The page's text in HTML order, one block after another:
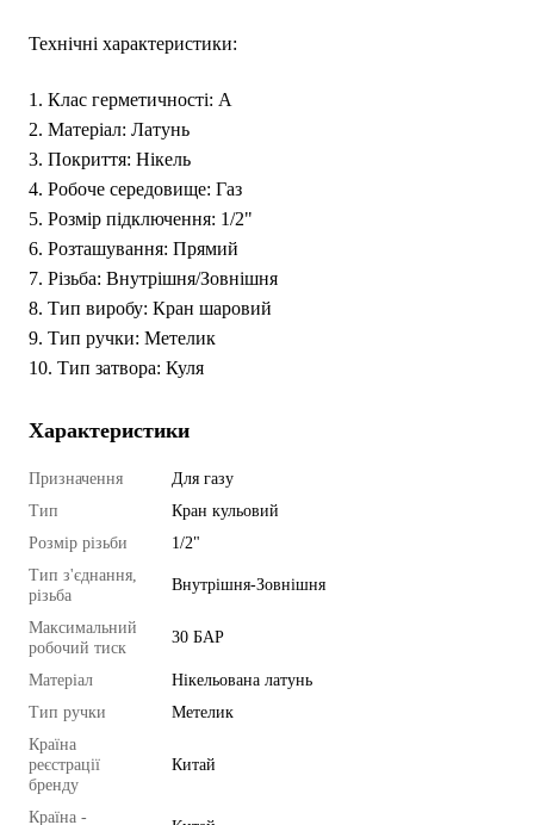
Технічні характеристики:
1. Клас герметичності: А
2. Матеріал: Латунь
3. Покриття: Нікель
4. Робоче середовище: Газ
5. Розмір підключення: 1/2"
6. Розташування: Прямий
7. Різьба: Внутрішня/Зовнішня
8. Тип виробу: Кран шаровий
9. Тип ручки: Метелик
10. Тип затвора: Куля
Характеристики
Призначення
Для газу
Тип
Кран кульовий
Розмір різьби
1/2"
Тип з'єднання,
різьба
Внутрішня-Зовнішня
Максимальний
робочий тиск
30 БАР
Матеріал
Нікельована латунь
Тип ручки
Метелик
Країна
реєстрації
бренду
Китай
Країна -